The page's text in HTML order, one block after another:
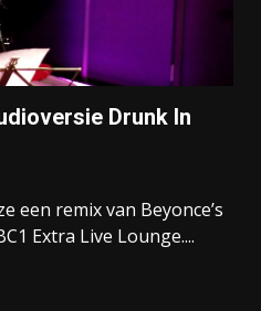
Drunk In
een remix van Beyonce’s
Extra Live Lounge....